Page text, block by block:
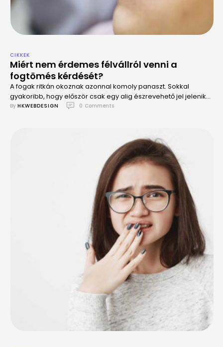
CIKKEK
Miért nem érdemes félvállról venni a
fogtömés kérdését?
A fogak ritkán okoznak azonnal komoly panaszt. Sokkal
gyakoribb, hogy először csak egy alig észrevehető jel jelenik
meg.
By HKWEBDESIGN 0 Comments